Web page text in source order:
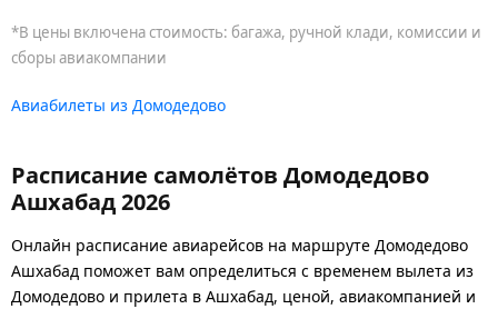
*В цены включена стоимость: багажа, ручной клади, комиссии и
сборы авиакомпании
Авиабилеты из Домодедово
Расписание самолётов Домодедово
Ашхабад 2026
Онлайн расписание авиарейсов на маршруте Домодедово
Ашхабад поможет вам определиться с временем вылета из
Домодедово и прилета в Ашхабад, ценой, авиакомпанией и